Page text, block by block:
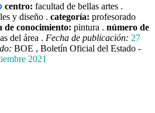
centro: facultad de bellas artes .
y diseño . categoría: profesorado
de conocimiento: pintura . número de
del área . Fecha de publicación: 27
BOE , Boletín Oficial del Estado -
2021